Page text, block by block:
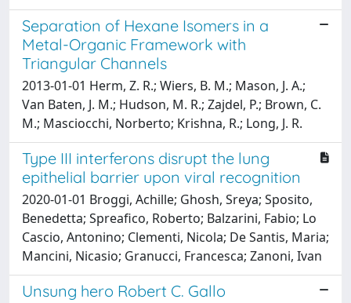
Separation of Hexane Isomers in a
Metal-Organic Framework with
Triangular Channels
2013-01-01 Herm, Z. R.; Wiers, B. M.; Mason, J. A.;
Van Baten, J. M.; Hudson, M. R.; Zajdel, P.; Brown, C.
M.; Masciocchi, Norberto; Krishna, R.; Long, J. R.
Type III interferons disrupt the lung
epithelial barrier upon viral recognition
2020-01-01 Broggi, Achille; Ghosh, Sreya; Sposito,
Benedetta; Spreafico, Roberto; Balzarini, Fabio; Lo
Cascio, Antonino; Clementi, Nicola; De Santis, Maria;
Mancini, Nicasio; Granucci, Francesca; Zanoni, Ivan
Unsung hero Robert C. Gallo